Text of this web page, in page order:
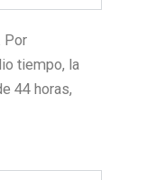
Por
tiempo, la
44 horas,